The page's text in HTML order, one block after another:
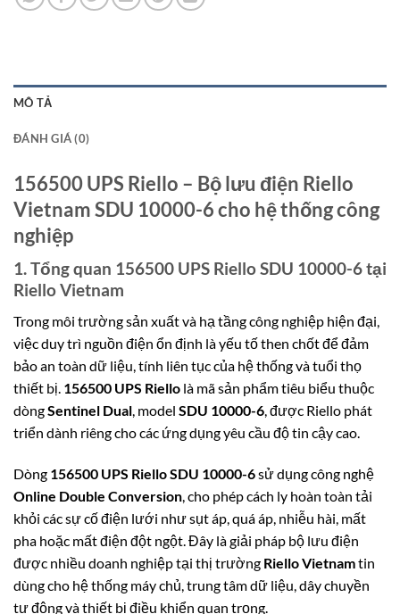
MÔ TẢ
ĐÁNH GIÁ (0)
156500 UPS Riello – Bộ lưu điện Riello
Vietnam SDU 10000-6 cho hệ thống công
nghiệp
1. Tổng quan 156500 UPS Riello SDU 10000-6 tại
Riello Vietnam
Trong môi trường sản xuất và hạ tầng công nghiệp hiện đại,
việc duy trì nguồn điện ổn định là yếu tố then chốt để đảm
bảo an toàn dữ liệu, tính liên tục của hệ thống và tuổi thọ
thiết bị. 156500 UPS Riello là mã sản phẩm tiêu biểu thuộc
dòngSentinel Dual , model SDU 10000-6 , được Riello phát
triển dành riêng cho các ứng dụng yêu cầu độ tin cậy cao.
Dòng 156500 UPS Riello SDU 10000-6sử dụng công nghệ
Online Double Conversion , cho phép cách ly hoàn toàn tải
khỏi các sự cố điện lưới như sụt áp, quá áp, nhiễu hài, mất
pha hoặc mất điện đột ngột. Đây là giải pháp bộ lưu điện
được nhiều doanh nghiệp tại thị trường Riello Vietnamtin
dùng cho hệ thống máy chủ, trung tâm dữ liệu, dây chuyền
tự động và thiết bị điều khiển quan trọng.